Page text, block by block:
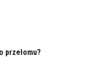
przełomu?